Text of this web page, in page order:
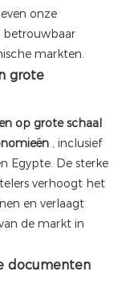
onze
betrouwbaar
markten.
grote
op grote schaal
, inclusief
Egypte. De sterke
verhoogt het
en verlaagt
de markt in
documenten